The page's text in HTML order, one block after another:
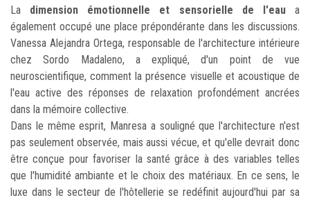
La dimension émotionnelle et sensorielle de l'eaua
également occupé une place prépondérante dans les discussions.
Vanessa Alejandra Ortega, responsable de l'architecture intérieure
chez Sordo Madaleno, a expliqué, d'un point de vue
neuroscientifique, comment la présence visuelle et acoustique de
l'eau active des réponses de relaxation profondément ancrées
dans la mémoire collective.
Dans le même esprit, Manresa a souligné que l'architecture n'est
pas seulement observée, mais aussi vécue, et qu'elle devrait donc
être conçue pour favoriser la santé grâce à des variables telles
que l'humidité ambiante et le choix des matériaux. En ce sens, le
luxe dans le secteur de l'hôtellerie se redéfinit aujourd'hui par sa